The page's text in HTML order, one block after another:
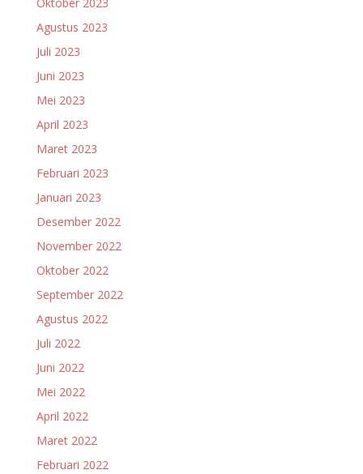
Oktober 2023
Agustus 2023
Juli 2023
Juni 2023
Mei 2023
April 2023
Maret 2023
Februari 2023
Januari 2023
Desember 2022
November 2022
Oktober 2022
September 2022
Agustus 2022
Juli 2022
Juni 2022
Mei 2022
April 2022
Maret 2022
Februari 2022